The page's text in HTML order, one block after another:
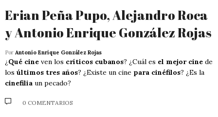
Erian Peña Pupo, Alejandro Roca
y Antonio Enrique González Rojas
Por Antonio Enrique González Rojas
¿Qué cine ven los críticos cubanos? ¿Cuál es el mejor cine de
los últimos tres años? ¿Existe un cine para cinéfilos? ¿Es la
cinefilia un pecado?
0 COMENTARIOS